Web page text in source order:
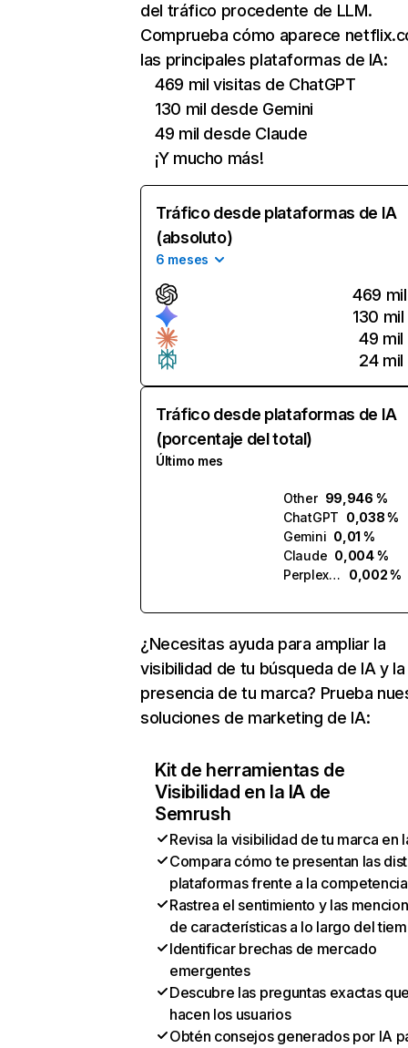
del tráfico procedente de LLM.
Comprueba cómo aparece
las principales plataformas de IA:
469 mil visitas de ChatGPT
130 mil desde Gemini
49 mil desde Claude
¡Y mucho más!
Tráfico desde plataformas de IA
(absoluto)
6 meses
469 mil
130 mil
49 mil
24 mil
Tráfico desde plataformas de IA
(porcentaje del total)
Último mes
Other 99,946 %
ChatGPT 0,038 %
Gemini 0,01 %
Claude 0,004 %
Perplexity
0,002 %
¿Necesitas ayuda para ampliar la
visibilidad de tu búsqueda de IA y la
presencia de tu marca? Prueba
soluciones de marketing de IA:
Kit de herramientas de
Visibilidad en la IA de
Semrush
Revisa la visibilidad de tu marca en
Compara cómo te presentan las
plataformas frente a la competencia
Rastrea el sentimiento y las
de características a lo largo del
Identificar brechas de mercado
emergentes
Descubre las preguntas exactas
hacen los usuarios
Obtén consejos generados por IA